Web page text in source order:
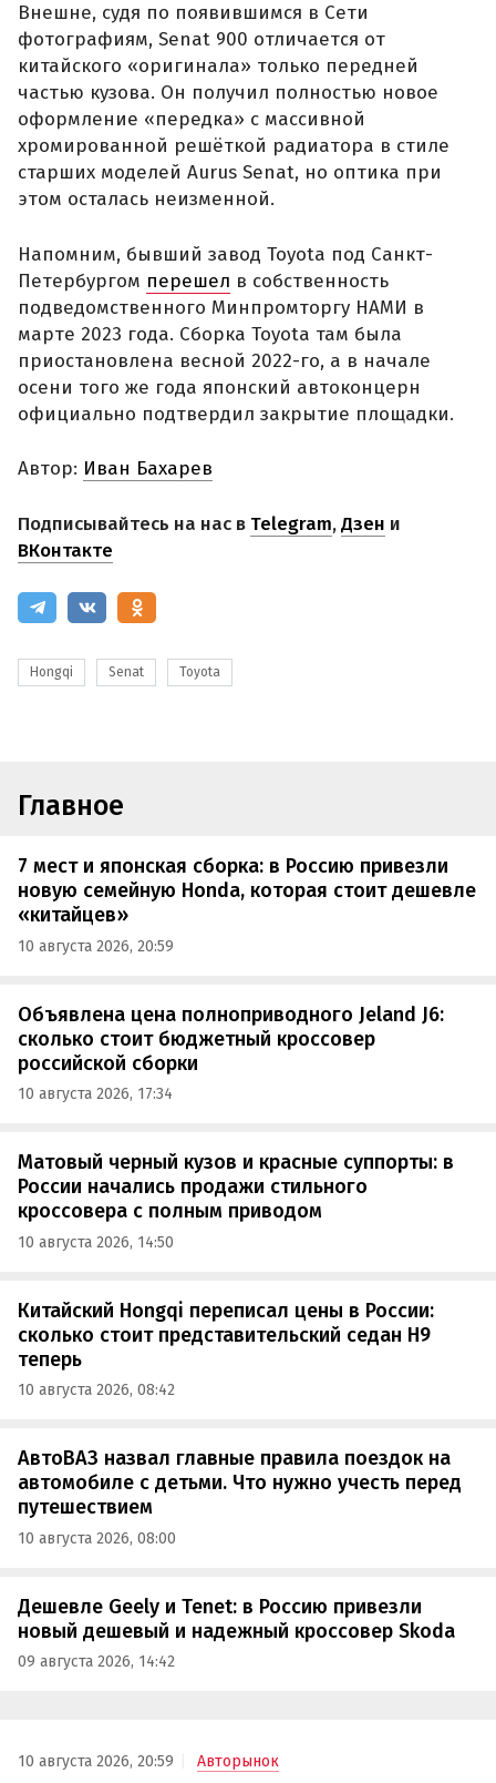
Внешне, судя по появившимся в Сети
фотографиям, Senat 900 отличается от
китайского «оригинала» только передней
частью кузова. Он получил полностью новое
оформление «передка» с массивной
хромированной решёткой радиатора в стиле
старших моделей Aurus Senat, но оптика при
этом осталась неизменной.
Напомним, бывший завод Toyota под Санкт-
Петербургом перешел в собственность
подведомственного Минпромторгу НАМИ в
марте 2023 года. Сборка Toyota там была
приостановлена весной 2022-го, а в начале
осени того же года японский автоконцерн
официально подтвердил закрытие площадки.
Автор: Иван Бахарев
Подписывайтесь на нас в Telegram,Дзен и
ВКонтакте
Hongqi Senat Toyota
Главное
7 мест и японская сборка: в Россию привезли
новую семейную Honda, которая стоит дешевле
«китайцев»
10 августа 2026, 20:59
Объявлена цена полноприводного Jeland J6:
сколько стоит бюджетный кроссовер
российской сборки
10 августа 2026, 17:34
Матовый черный кузов и красные суппорты: в
России начались продажи стильного
кроссовера с полным приводом
10 августа 2026, 14:50
Китайский Hongqi переписал цены в России:
сколько стоит представительский седан H9
теперь
10 августа 2026, 08:42
АвтоВАЗ назвал главные правила поездок на
автомобиле с детьми. Что нужно учесть перед
путешествием
10 августа 2026, 08:00
Дешевле Geely и Tenet: в Россию привезли
новый дешевый и надежный кроссовер Skoda
09 августа 2026, 14:42
10 августа 2026, 20:59 Авторынок